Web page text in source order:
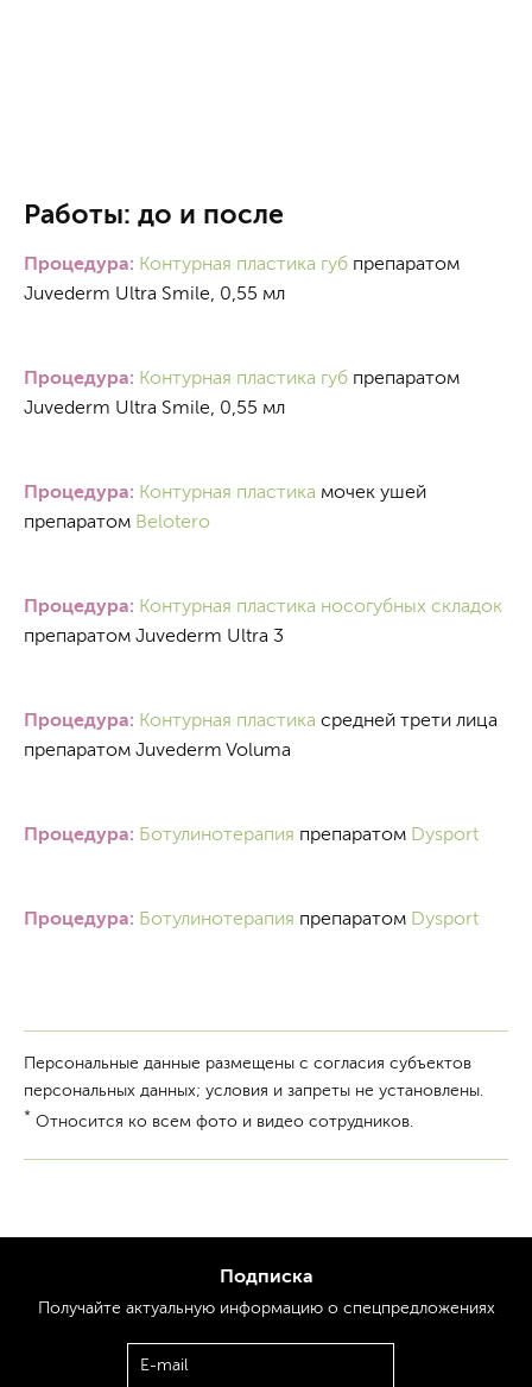
Работы: до и после
Процедура: Контурная пластика губ препаратом
Juvederm Ultra Smile, 0,55 мл
Процедура: Контурная пластика губ препаратом
Juvederm Ultra Smile, 0,55 мл
Процедура: Контурная пластика мочек ушей
препаратом Belotero
Процедура: Контурная пластика носогубных складок
препаратом Juvederm Ultra 3
Процедура: Контурная пластика средней трети лица
препаратом Juvederm Voluma
Процедура: Ботулинотерапия препаратом Dysport
Процедура: Ботулинотерапия препаратом Dysport
Персональные данные размещены с согласия субъектов
персональных данных; условия и запреты не установлены.
* Относится ко всем фото и видео сотрудников.
Подписка
Получайте актуальнуюинформациюо спецпредложениях